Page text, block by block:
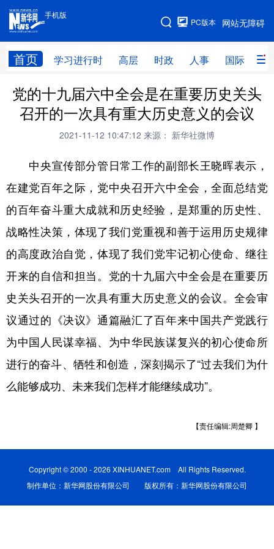
手机版
网站无障碍
PC版本
首页 学习进行时 高层 时政 人事 国际 财
手机版
网站地图
学习进行时 高层 时政 人事
国际 财经 网评 港澳
全球连线
科技 科创 量子 体育
文化 书画 健康 军事
法律 中央文件 金融 汽车
食品 人居 信息化 数字经济
学术中国 乡村振兴 银龄 溯源中国
城市 旅游 能源 会展
彩票 娱乐 时尚 悦读
地方频道
北京 天津 河北 山西
党的十九届六中全会是在重要历史关头
召开的一次具有重大历史意义的会议
2021-11-12 10:47:12 来源： 新华社微博
中央宣传部分管日常工作的副部长王晓晖表示，
在建党百年之际，党中央召开六中全会，全面总结党
的百年奋斗重大成就和历史经验，是郑重的历史性、
战略性决策，体现了我们党重视和善于运用历史规律
的高度政治自觉，体现了我们党牢记初心使命、继往
开来的自信和担当。党的十九届六中全会是在重要历
史关头召开的一次具有重大历史意义的会议。全会审
议通过的《决议》通篇融汇了百年来中国共产党践行
为中国人民谋幸福、为中华民族谋复兴的初心使命所
进行的奋斗、牺牲和创造，深刻揭示了“过去我们为什
么能够成功、未来我们怎样才能继续成功”。
【责任编辑:周楚卿 】
Copyright © 2000 - 2026 XINHUANET.com All Rights Reserved.
制作单位：新华网股份有限公司 版权所有：新华网股份有限公司